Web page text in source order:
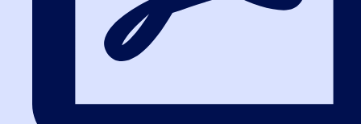
Тульская школа закупок